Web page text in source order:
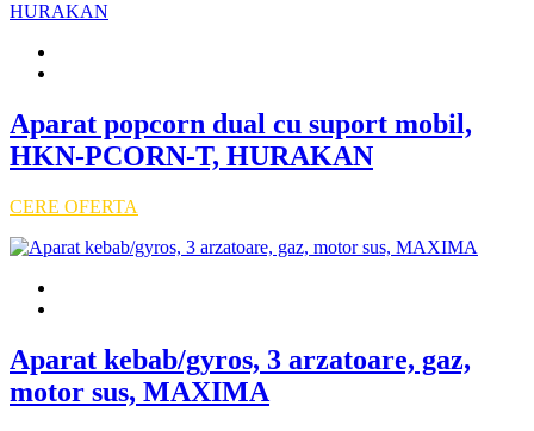
Aparat popcorn dual cu suport mobil,
HKN-PCORN-T, HURAKAN
CERE OFERTA
Aparat kebab/gyros, 3 arzatoare, gaz,
motor sus, MAXIMA